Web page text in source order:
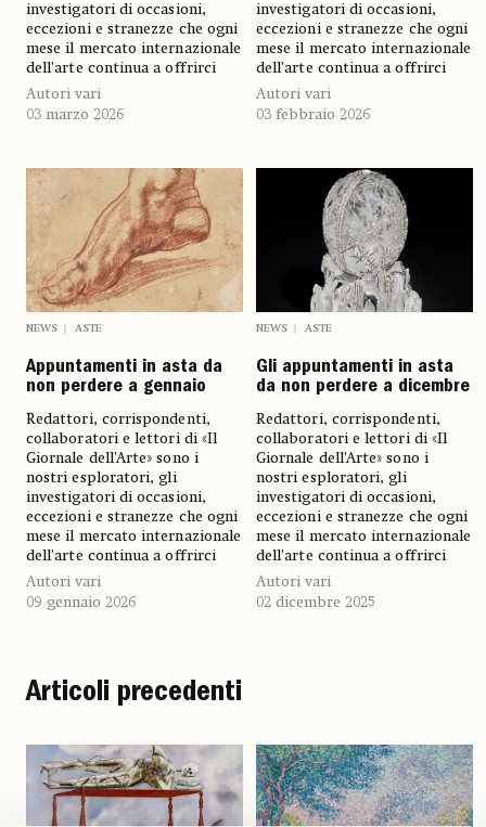
investigatori di occasioni,
eccezioni e stranezze che ogni
mese il mercato internazionale
dell’arte continua a offrirci
Autori vari
03 marzo 2026
investigatori di occasioni,
eccezioni e stranezze che ogni
mese il mercato internazionale
dell’arte continua a offrirci
Autori vari
03 febbraio 2026
NEWS ASTE
Appuntamenti in asta da
non perdere a gennaio
Redattori, corrispondenti,
collaboratori e lettori di «Il
Giornale dell’Arte» sono i
nostri esploratori, gli
investigatori di occasioni,
eccezioni e stranezze che ogni
mese il mercato internazionale
dell’arte continua a offrirci
Autori vari
09 gennaio 2026
NEWS ASTE
Gli appuntamenti in asta
da non perdere a dicembre
Redattori, corrispondenti,
collaboratori e lettori di «Il
Giornale dell’Arte» sono i
nostri esploratori, gli
investigatori di occasioni,
eccezioni e stranezze che ogni
mese il mercato internazionale
dell’arte continua a offrirci
Autori vari
02 dicembre 2025
Articoli precedenti